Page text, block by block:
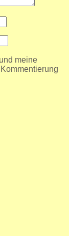
meine